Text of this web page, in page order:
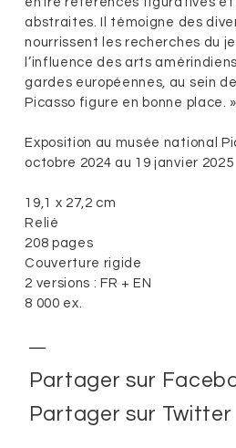
abstraites. Il témoigne des
nourrissent les recherches du
l’influence des arts
gardes européennes, au sein
Picasso figure en bonne place. »
Exposition au musée national
octobre 2024 au 19 janvier 2025
19,1 x 27,2 cm
Relié
208 pages
Couverture rigide
2 versions : FR + EN
8 000 ex.
Partager sur
Partager sur Twitter